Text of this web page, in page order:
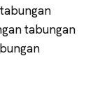
tabungan